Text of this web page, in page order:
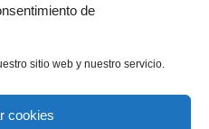
de
sitio web y nuestro servicio.
cookies